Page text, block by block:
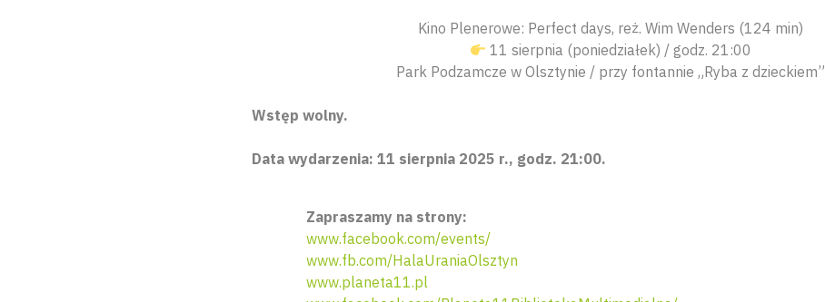
Kino Plenerowe: Perfect days, reż. Wim Wenders (124 min)
11 sierpnia (poniedziałek) / godz. 21:00
Park Podzamcze w Olsztynie / przy fontannie „Ryba z dzieckiem”
Wstęp wolny.
Data wydarzenia: 11 sierpnia 2025 r., godz. 21:00.
Zapraszamy na strony:
www.facebook.com/events/
www.fb.com/HalaUraniaOlsztyn
www.planeta11.pl